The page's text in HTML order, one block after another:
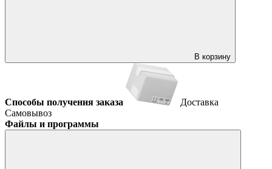
В корзину
Способы получения заказа
Доставка
Самовывоз
Файлы и программы